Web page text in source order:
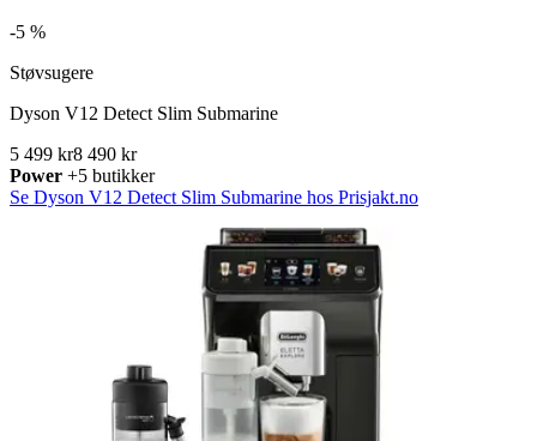
-5 %
Støvsugere
Dyson V12 Detect Slim Submarine
5 499 kr8 490 kr
Power +5 butikker
Se Dyson V12 Detect Slim Submarine hos Prisjakt.no